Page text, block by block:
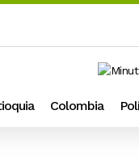
Colombia